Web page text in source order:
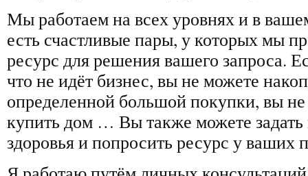
Мы работаем на всех уровнях и в
есть счастливые пары, у которых мы
ресурс для решения вашего запроса.
что не идёт бизнес, вы не можете
определенной большой покупки, вы
купить дом … Вы также можете задать
здоровья и попросить ресурс у ваших